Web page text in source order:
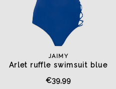
JAIMY
Arlet ruffle swimsuit blue
€39,99